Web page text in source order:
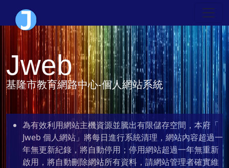
Jweb
基隆市教育網路中心-個人網站系統
為有效利用網站主機資源並騰出有限儲存空間，本府「
Jweb 個人網站」將每日進行系統清理，網站內容超過一
年無更新紀錄，將自動停用；停用網站超過一年無重新
啟用，將自動刪除網站所有資料，請網站管理者確實維